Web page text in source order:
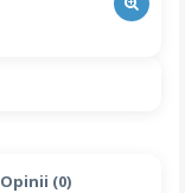
Opinii (0)